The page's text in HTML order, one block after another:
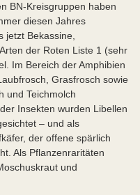
BN-Kreisgruppen haben
diesen Jahres
jetzt Bekassine,
der Roten Liste 1 (sehr
Im Bereich der Amphibien
Grasfrosch sowie
und Teichmolch
Insekten wurden Libellen
– und als
der offene spärlich
Als Pflanzenraritäten
und